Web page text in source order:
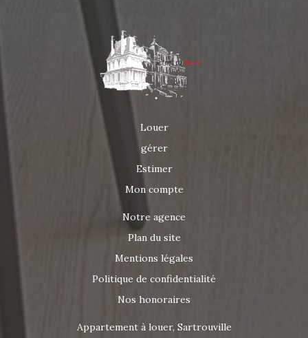
Louer
gérer
Estimer
Mon compte
Notre agence
Plan du site
Mentions légales
Politique de confidentialité
Nos honoraires
Appartement à louer, Sartrouville